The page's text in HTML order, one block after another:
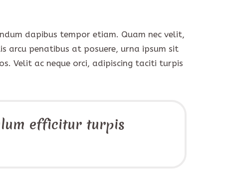
dapibus tempor etiam. Quam nec velit,
penatibus at posuere, urna ipsum sit
Velit ac neque orci, adipiscing taciti turpis
efficitur turpis